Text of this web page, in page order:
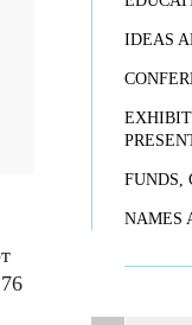
IDEAS
FUNDS,
NAMES